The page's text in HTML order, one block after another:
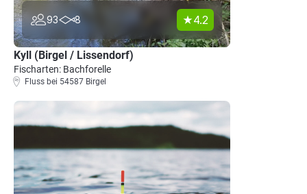
93 8 4.2
Kyll (Birgel / Lissendorf)
Fischarten: Bachforelle
Fluss bei 54587 Birgel